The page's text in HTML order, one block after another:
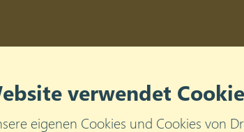
verwendet
eigenen Cookies und Cookies von
Home